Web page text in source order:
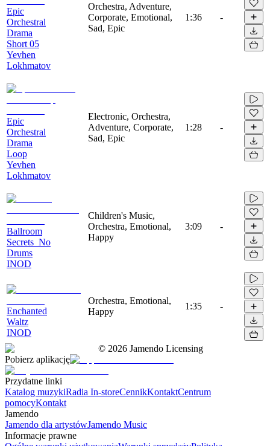
Epic
Orchestral
Drama
Short 05
Yevhen
Lokhmatov
Orchestra, Adventure,
Corporate, Emotional,
Sad, Epic
1:36 -
Epic
Orchestral
Drama
Loop
Yevhen
Lokhmatov
Electronic, Orchestra,
Adventure, Corporate,
Sad, Epic
1:28 -
Ballroom
Secrets_No
Drums
INOD
Children's Music,
Orchestra, Emotional,
Happy
3:09 -
Enchanted
Waltz
INOD
Orchestra, Emotional,
Happy
1:35 -
© 2026 Jamendo Licensing
Pobierz aplikację
Przydatne linki
Katalog muzykiRadia In-storeCennikKontaktCentrum
pomocyKontakt
Jamendo
Jamendo dla artystówJamendo Music
Informacje prawne